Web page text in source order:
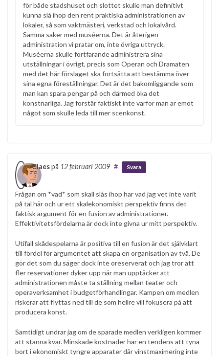
för både stadshuset och slottet skulle man definitivt
kunna slå ihop den rent praktiska administrationen av
lokaler, så som vaktmästeri, verkstad och lokalvård.
Samma saker med muséerna. Det är återigen
administration vi pratar om, inte övriga uttryck.
Muséerna skulle fortfarande administrera sina
utställningar i övrigt, precis som Operan och Dramaten
med det här förslaget ska fortsätta att bestämma över
sina egna föreställningar. Det är det bakomliggande som
man kan spara pengar på och därmed öka det
konstnärliga. Jag förstår faktiskt inte varför man är emot
något som skulle leda till mer scenkonst.
Claespå 12 februari 2009 # Svara
Frågan om *vad* som skall slås ihop har vad jag vet inte varit
på tal här och ur ett skalekonomiskt perspektiv finns det
faktisk argument för en fusion av administrationer.
Effektivitetsfördelarna är dock inte givna ur mitt perspektiv.
Utifall skådespelarna är positiva till en fusion är det självklart
till fördel för argumentet att skapa en organisation av två. De
gör det som du säger dock inte oreserverat och jag tror att
fler reservationer dyker upp när man upptäcker att
administrationen måste ta ställning mellan teater och
operaverksamhet i budgetförhandlingar. Kampen om medlen
riskerar att flyttas ned till de som hellre vill fokusera på att
producera konst.
Samtidigt undrar jag om de sparade medlen verkligen kommer
att stanna kvar. Minskade kostnader har en tendens att tyna
bort i ekonomiskt tyngre apparater där vinstmaximering inte